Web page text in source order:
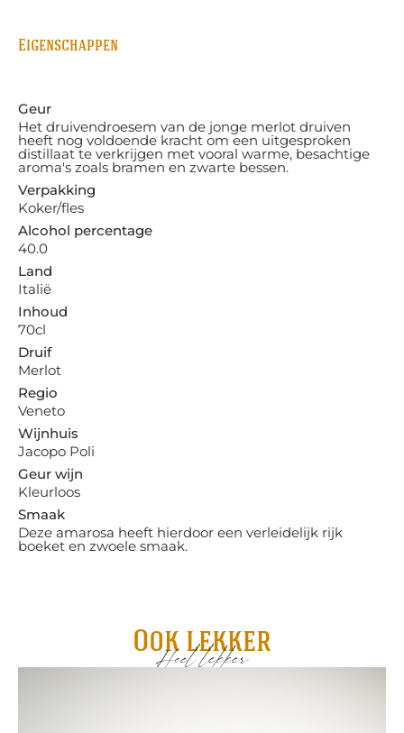
Eigenschappen
Geur
Het druivendroesem van de jonge merlot druiven
heeft nog voldoende kracht om een uitgesproken
distillaat te verkrijgen met vooral warme, besachtige
aroma's zoals bramen en zwarte bessen.
Verpakking
Koker/fles
Alcohol percentage
40.0
Land
Italië
Inhoud
70cl
Druif
Merlot
Regio
Veneto
Wijnhuis
Jacopo Poli
Geur wijn
Kleurloos
Smaak
Deze amarosa heeft hierdoor een verleidelijk rijk
boeket en zwoele smaak.
Ook lekker
Heel lekker